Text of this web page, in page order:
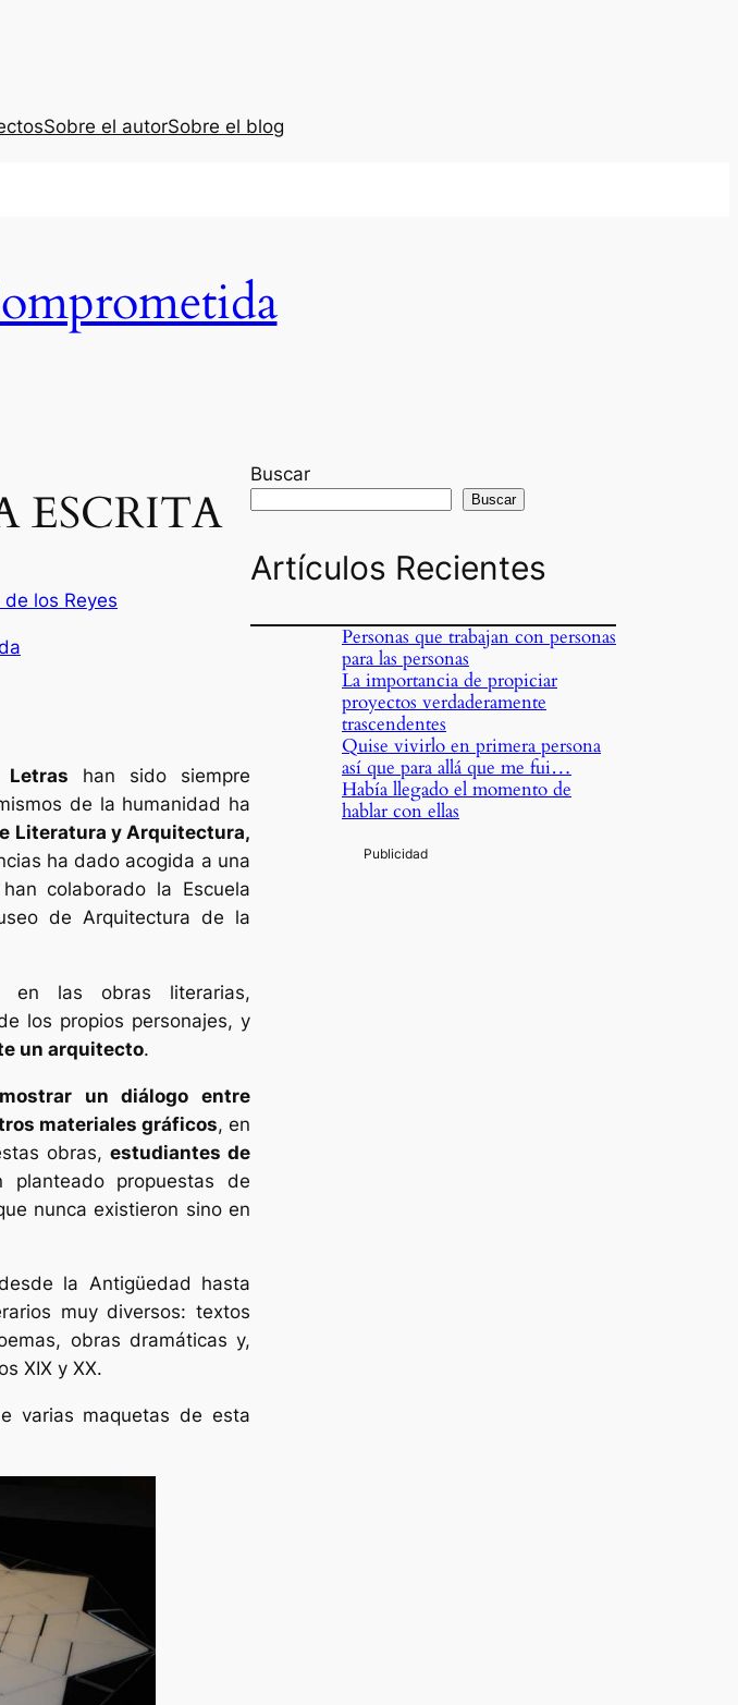
Sobre el autorSobre el blog
ESCRITA
los Reyes
han sido siempre
de la humanidad ha
Literatura y Arquitectura,
ha dado acogida a una
colaborado la Escuela
de Arquitectura de la
en las obras literarias,
los propios personajes, y
un arquitecto.
un diálogo entre
materiales gráficos, en
obras, estudiantes de
planteado propuestas de
nunca existieron sino en
la Antigüedad hasta
muy diversos: textos
obras dramáticas y,
XIX y XX.
varias maquetas de esta
Buscar
Buscar
Artículos Recientes
Personas que trabajan con personas
para las personas
La importancia de propiciar
proyectos verdaderamente
trascendentes
Quise vivirlo en primera persona
así que para allá que me fui…
Había llegado el momento de
hablar con ellas